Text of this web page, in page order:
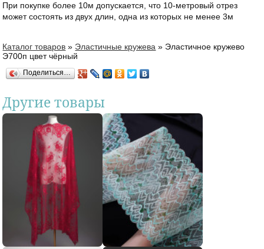
При покупке более 10м допускается, что 10-метровый отрез
может состоять из двух длин, одна из которых не менее 3м
Вы здесь
Каталог товаров » Эластичные кружева » Эластичное кружево
Э700п цвет чёрный
Поделиться…
Другие товары